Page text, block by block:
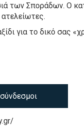
των Σποράδων. Ο
ατελείωτες.
για το δικό σας